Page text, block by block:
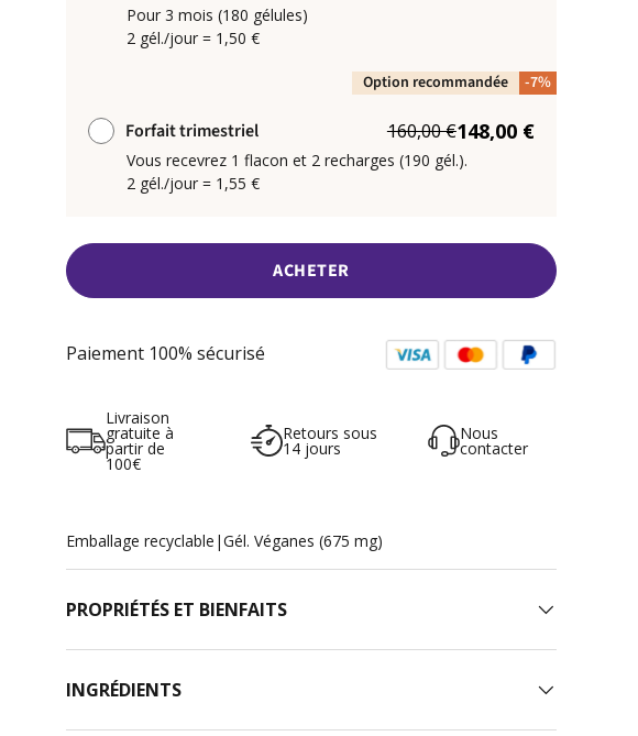
Pour 3 mois (180 gélules)
2 gél./jour = 1,50 €
Option recommandée -7%
Forfait trimestriel 160,00 €148,00 €
Vous recevrez 1 flacon et 2 recharges (190 gél.).
2 gél./jour = 1,55 €
ACHETER
Paiement 100% sécurisé
Livraison
gratuite à
partir de
100€
Retours sous
14 jours
Nous
contacter
Emballage recyclable |Gél. Véganes (675 mg)
PROPRIÉTÉS ET BIENFAITS
INGRÉDIENTS